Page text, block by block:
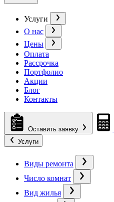
Услуги
О нас
Цены
Оплата
Рассрочка
Портфолио
Акции
Блог
Контакты
Оставить заявку
Услуги
Виды ремонта
Число комнат
Вид жилья